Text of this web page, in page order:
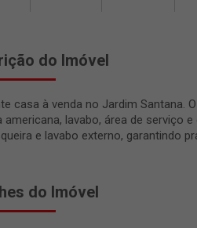
do Imóvel
casa à venda no Jardim Santana.
americana, lavabo, área de serviço
e lavabo externo, garantindo
do Imóvel